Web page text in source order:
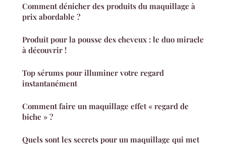
Comment dénicher des produits du maquillage à
prix abordable ?
Produit pour la pousse des cheveux : le duo miracle
à découvrir !
Top sérums pour illuminer votre regard
instantanément
Comment faire un maquillage effet « regard de
biche » ?
Quels sont les secrets pour un maquillage qui met